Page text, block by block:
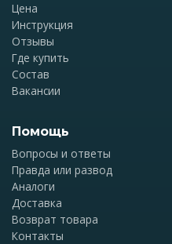
Цена
Инструкция
Отзывы
Где купить
Состав
Вакансии
Помощь
Вопросы и ответы
Правда или развод
Аналоги
Доставка
Возврат товара
Контакты